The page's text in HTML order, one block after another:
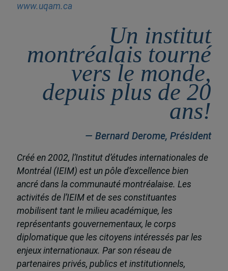
www.uqam.ca
Un institut
montréalais tourné
vers le monde,
depuis plus de 20
ans!
— Bernard Derome, Président
Créé en 2002, l’Institut d’études internationales de
Montréal (IEIM) est un pôle d’excellence bien
ancré dans la communauté montréalaise. Les
activités de l’IEIM et de ses constituantes
mobilisent tant le milieu académique, les
représentants gouvernementaux, le corps
diplomatique que les citoyens intéressés par les
enjeux internationaux. Par son réseau de
partenaires privés, publics et institutionnels,